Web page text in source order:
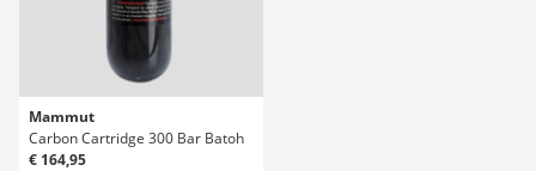
Mammut
Carbon Cartridge 300 Bar Batoh
€ 164,95